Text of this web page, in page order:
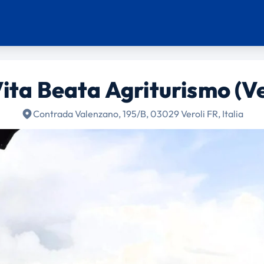
Beata Agriturismo
Contrada Valenzano, 195/B, 03029 Veroli FR, Italia